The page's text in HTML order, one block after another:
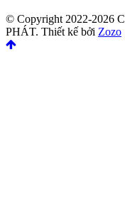
© Copyright 2022-2026
PHÁT. Thiết kế bởi Zozo